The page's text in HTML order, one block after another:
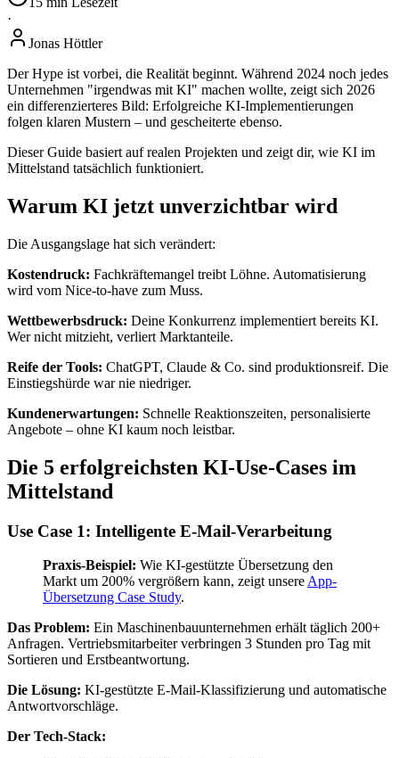
·
Jonas Höttler
Der Hype ist vorbei, die Realität beginnt. Während 2024 noch jedes
Unternehmen "irgendwas mit KI" machen wollte, zeigt sich 2026
ein differenzierteres Bild: Erfolgreiche KI-Implementierungen
folgen klaren Mustern – und gescheiterte ebenso.
Dieser Guide basiert auf realen Projekten und zeigt dir, wie KI im
Mittelstand tatsächlich funktioniert.
Warum KI jetzt unverzichtbar wird
Die Ausgangslage hat sich verändert:
Kostendruck: Fachkräftemangel treibt Löhne. Automatisierung
wird vom Nice-to-have zum Muss.
Wettbewerbsdruck: Deine Konkurrenz implementiert bereits KI.
Wer nicht mitzieht, verliert Marktanteile.
Reife der Tools: ChatGPT, Claude & Co. sind produktionsreif. Die
Einstiegshürde war nie niedriger.
Kundenerwartungen: Schnelle Reaktionszeiten, personalisierte
Angebote – ohne KI kaum noch leistbar.
Die 5 erfolgreichsten KI-Use-Cases im
Mittelstand
Use Case 1: Intelligente E-Mail-Verarbeitung
Praxis-Beispiel: Wie KI-gestützte Übersetzung den
Markt um 200% vergrößern kann, zeigt unsere App-
Übersetzung Case Study.
Das Problem: Ein Maschinenbauunternehmen erhält täglich 200+
Anfragen. Vertriebsmitarbeiter verbringen 3 Stunden pro Tag mit
Sortieren und Erstbeantwortung.
Die Lösung: KI-gestützte E-Mail-Klassifizierung und automatische
Antwortvorschläge.
Der Tech-Stack: